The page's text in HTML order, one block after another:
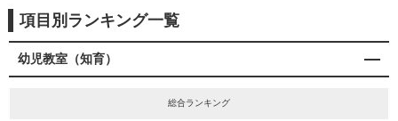
項目別ランキング一覧
幼児教室（知育）
総合ランキング